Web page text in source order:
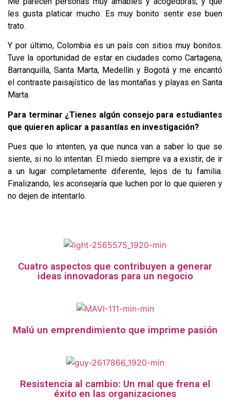
les gusta platicar mucho. Es muy bonito sentir ese buen
trato.
Y por último, Colombia es un país con sitios muy bonitos.
Tuve la oportunidad de estar en ciudades como Cartagena,
Barranquilla, Santa Marta, Medellín y Bogotá y me encantó
el contraste paisajístico de las montañas y playas en Santa
Marta.
Para terminar ¿Tienes algún consejo para estudiantes
que quieren aplicar a pasantías en investigación?
Pues que lo intenten, ya que nunca van a saber lo que se
siente, si no lo intentan. El miedo siempre va a existir, de ir
a un lugar completamente diferente, lejos de tu familia.
Finalizando, les aconsejaría que luchen por lo que quieren y
no dejen de intentarlo.
Cuatro aspectos que contribuyen a generar
ideas innovadoras para un negocio
Malú un emprendimiento que imprime pasión
Resistencia al cambio: Un mal que frena el
éxito en las organizaciones